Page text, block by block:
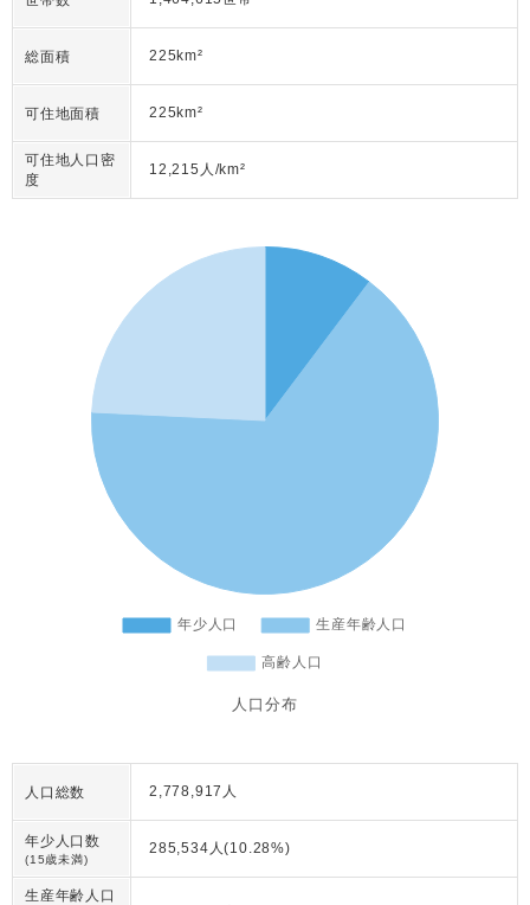
総面積 225km²
可住地面積 225km²
可住地人口密
度
12,215人/km²
人口分布
人口総数 2,778,917人
年少人口数
(15歳未満)
285,534人(10.28%)
生産年齢人口